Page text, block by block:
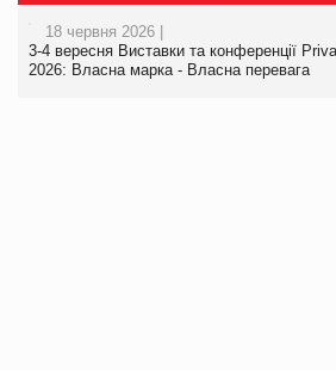
18 червня 2026 |
3-4 вересня Виставки та конференції
2026: Власна марка - Власна перевага